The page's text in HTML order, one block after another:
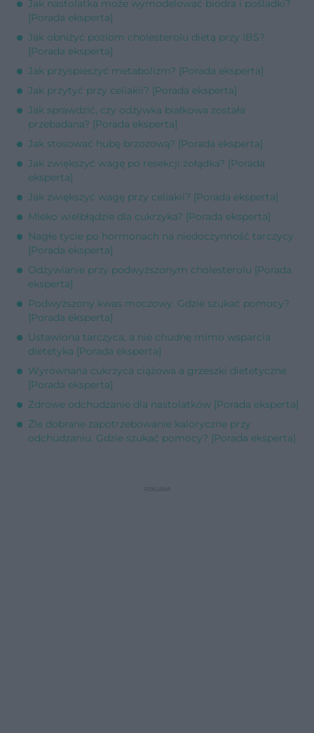
Jak nastolatka może wymodelować biodra i pośladki?
[Porada eksperta]
Jak obniżyć poziom cholesterolu dietą przy IBS?
[Porada eksperta]
Jak przyspieszyć metabolizm? [Porada eksperta]
Jak przytyć przy celiakii? [Porada eksperta]
Jak sprawdzić, czy odżywka białkowa została
przebadana? [Porada eksperta]
Jak stosować hubę brzozową? [Porada eksperta]
Jak zwiększyć wagę po resekcji żołądka? [Porada
eksperta]
Jak zwiększyć wagę przy celiakii? [Porada eksperta]
Mleko wielbłądzie dla cukrzyka? [Porada eksperta]
Nagłe tycie po hormonach na niedoczynność tarczycy
[Porada eksperta]
Odżywianie przy podwyższonym cholesterolu [Porada
eksperta]
Podwyższony kwas moczowy. Gdzie szukać pomocy?
[Porada eksperta]
Ustawiona tarczyca, a nie chudnę mimo wsparcia
dietetyka [Porada eksperta]
Wyrównana cukrzyca ciążowa a grzeszki dietetyczne
[Porada eksperta]
Zdrowe odchudzanie dla nastolatków [Porada eksperta]
Źle dobrane zapotrzebowanie kaloryczne przy
odchudzaniu. Gdzie szukać pomocy? [Porada eksperta]